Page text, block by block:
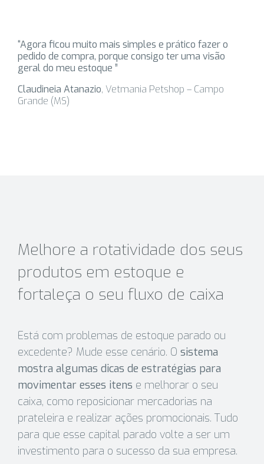
“Agora ficou muito mais simples e prático fazer o
pedido de compra, porque consigo ter uma visão
geral do meu estoque ”
Claudineia Atanazio, Vetmania Petshop – Campo
Grande (MS)
Melhore a rotatividade dos seus
produtos em estoque e
fortaleça o seu fluxo de caixa
Está com problemas de estoque parado ou
excedente? Mude esse cenário. O sistema
mostra algumas dicas de estratégias para
movimentar esses itens e melhorar o seu
caixa, como reposicionar mercadorias na
prateleira e realizar ações promocionais. Tudo
para que esse capital parado volte a ser um
investimento para o sucesso da sua empresa.